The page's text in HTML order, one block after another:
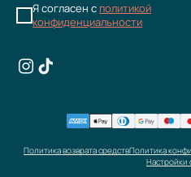
Я согласен с политикой
конфиденциальности
Политика возврата средствПолитика
Настройки